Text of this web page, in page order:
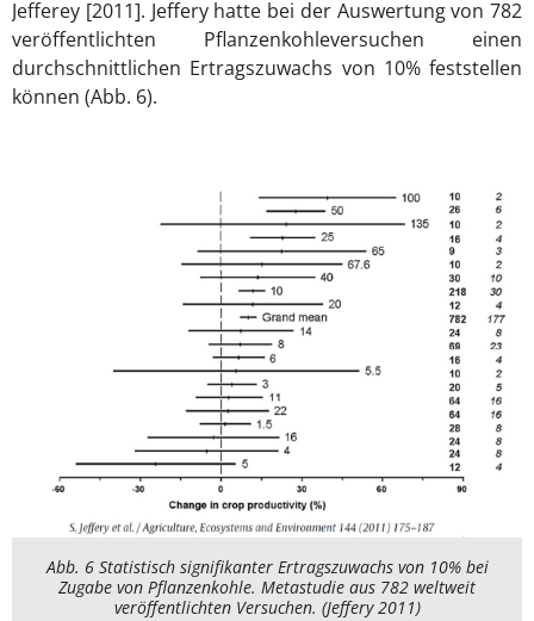
Jefferey [2011]. Jeffery hatte bei der Auswertung von 782
veröffentlichten Pflanzenkohleversuchen einen
durchschnittlichen Ertragszuwachs von 10% feststellen
können (Abb. 6).
Abb. 6 Statistisch signifikanter Ertragszuwachs von 10% bei
Zugabe von Pflanzenkohle. Metastudie aus 782 weltweit
veröffentlichten Versuchen. (Jeffery 2011)